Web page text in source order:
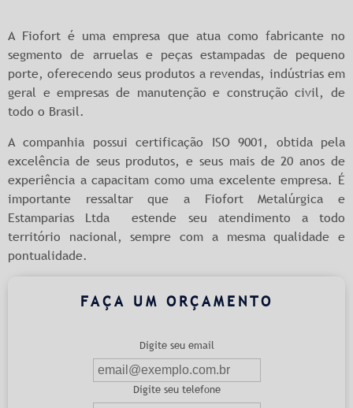
A Fiofort é uma empresa que atua como fabricante no
segmento de arruelas e peças estampadas de pequeno
porte, oferecendo seus produtos a revendas, indústrias em
geral e empresas de manutenção e construção civil, de
todo o Brasil.
A companhia possui certificação ISO 9001, obtida pela
excelência de seus produtos, e seus mais de 20 anos de
experiência a capacitam como uma excelente empresa. É
importante ressaltar que a Fiofort Metalúrgica e
Estamparias Ltda estende seu atendimento a todo
território nacional, sempre com a mesma qualidade e
pontualidade.
FAÇA UM ORÇAMENTO
Digite seu email
Digite seu telefone